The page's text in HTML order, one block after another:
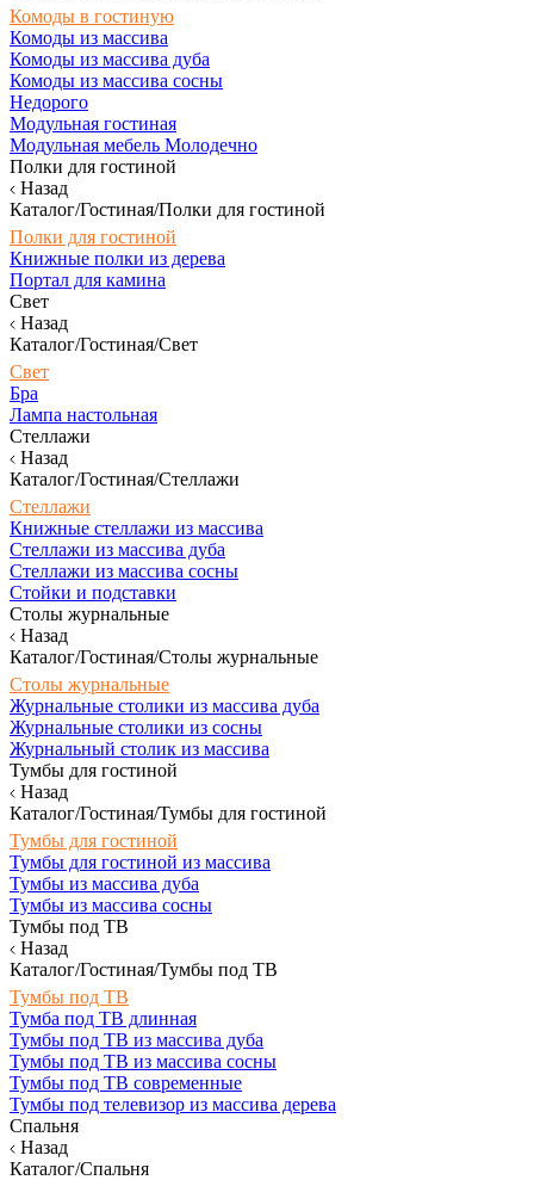
Комоды в гостиную
Комоды из массива
Комоды из массива дуба
Комоды из массива сосны
Недорого
Модульная гостиная
Модульная мебель Молодечно
Полки для гостиной
Назад
Каталог/Гостиная/Полки для гостиной
Полки для гостиной
Книжные полки из дерева
Портал для камина
Свет
Назад
Каталог/Гостиная/Свет
Свет
Бра
Лампа настольная
Стеллажи
Назад
Каталог/Гостиная/Стеллажи
Стеллажи
Книжные стеллажи из массива
Стеллажи из массива дуба
Стеллажи из массива сосны
Стойки и подставки
Столы журнальные
Назад
Каталог/Гостиная/Столы журнальные
Столы журнальные
Журнальные столики из массива дуба
Журнальные столики из сосны
Журнальный столик из массива
Тумбы для гостиной
Назад
Каталог/Гостиная/Тумбы для гостиной
Тумбы для гостиной
Тумбы для гостиной из массива
Тумбы из массива дуба
Тумбы из массива сосны
Тумбы под ТВ
Назад
Каталог/Гостиная/Тумбы под ТВ
Тумбы под ТВ
Тумба под ТВ длинная
Тумбы под ТВ из массива дуба
Тумбы под ТВ из массива сосны
Тумбы под ТВ современные
Тумбы под телевизор из массива дерева
Спальня
Назад
Каталог/Спальня